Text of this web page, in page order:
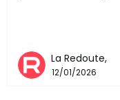
La Redoute,
12/01/2026